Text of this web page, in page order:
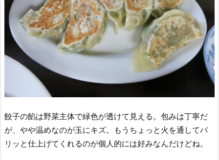
餃子の餡は野菜主体で緑色が透けて見える。包みは丁寧だ
が、やや温めなのが玉にキズ。もうちょっと火を通してパ
リッと仕上げてくれるのが個人的には好みなんだけどね。